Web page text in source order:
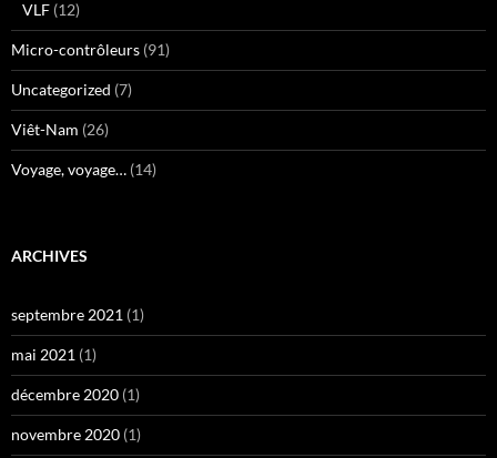
VLF (12)
Micro-contrôleurs (91)
Uncategorized (7)
Viêt-Nam (26)
Voyage, voyage… (14)
ARCHIVES
septembre 2021 (1)
mai 2021 (1)
décembre 2020 (1)
novembre 2020 (1)